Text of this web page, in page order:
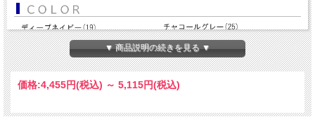
▼ 商品説明の続きを見る ▼
価格:4,455円(税込) ～ 5,115円(税込)